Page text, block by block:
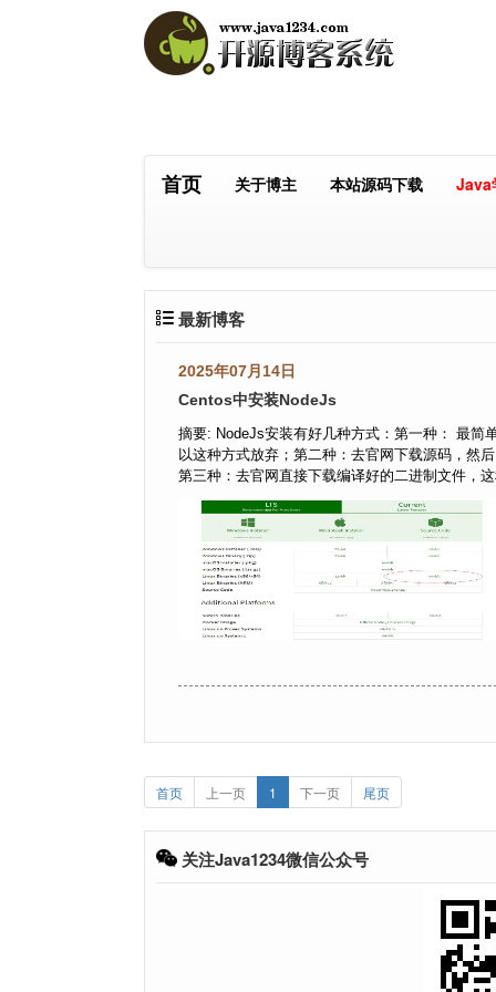
首页 关于博主 本站源码下载 Java
最新博客
2025年07月14日
Centos中安装NodeJs
摘要: NodeJs安装有好几种方式：第一种： 最简
以这种方式放弃；第二种：去官网下载源码，然
第三种：去官网直接下载编译好的二进制文件，
首页 上一页 1 下一页 尾页
关注Java1234微信公众号